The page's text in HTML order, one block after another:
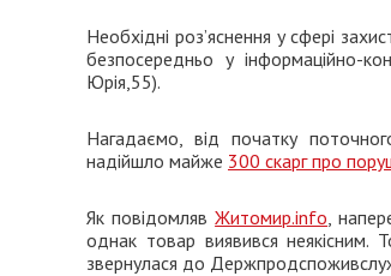
Необхідні роз’яснення у сфері
безпосередньо у інформаційно-
Юрія,55).
Нагадаємо, від початку
надійшло майже 300 скарг про
Як повідомлявЖитомир.info,
однак товар виявився неякісним.
звернулася до